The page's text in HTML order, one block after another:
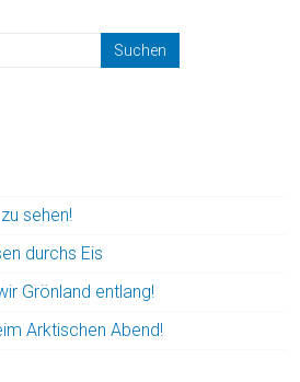
sehen!
durchs Eis
Grönland entlang!
Arktischen Abend!